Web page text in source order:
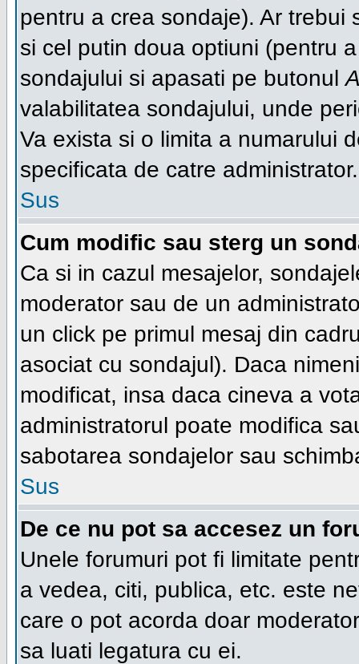
pentru a crea sondaje). Ar
si cel putin doua optiuni (pentru
sondajului si apasati pe butonul
valabilitatea sondajului, unde
Va exista si o limita a numarului
specificata de catre administrator.
Sus
Cum modific sau sterg un
Ca si in cazul mesajelor,
moderator sau de un
un click pe primul mesaj din
asociat cu sondajul). Daca
modificat, insa daca cineva a
administratorul poate modifica
sabotarea sondajelor sau
Sus
De ce nu pot sa accesez un
Unele forumuri pot fi limitate
a vedea, citi, publica, etc. este
care o pot acorda doar
sa luati legatura cu ei.